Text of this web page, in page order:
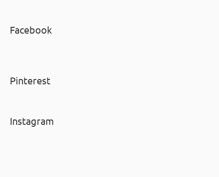
Facebook
Pinterest
Instagram